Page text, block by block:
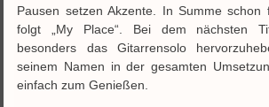
Pausen setzen Akzente. In Summe schon
folgt „My Place“. Bei dem nächsten
besonders das Gitarrensolo
seinem Namen in der gesamten
einfach zum Genießen.